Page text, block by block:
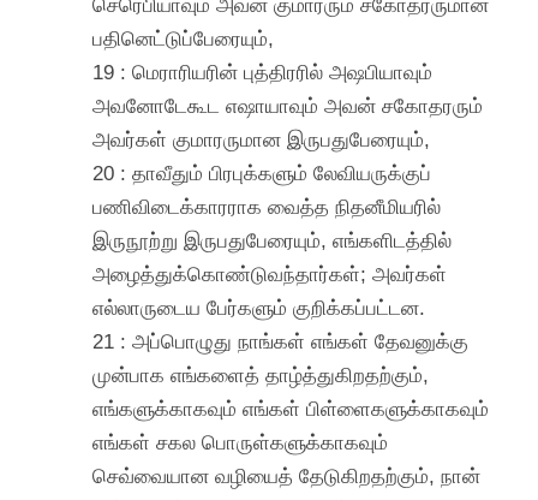
பதினெட்டுப்பேரையும்,
19 : மெராரியரின் புத்திரரில் அஷபியாவும்
அவனோடேகூட எஷாயாவும் அவன் சகோதரரும்
அவர்கள் குமாரருமான இருபதுபேரையும்,
20 : தாவீதும் பிரபுக்களும் லேவியருக்குப்
பணிவிடைக்காரராக வைத்த நிதனீமியரில்
இருநூற்று இருபதுபேரையும், எங்களிடத்தில்
அழைத்துக்கொண்டுவந்தார்கள்; அவர்கள்
எல்லாருடைய பேர்களும் குறிக்கப்பட்டன.
21 : அப்பொழுது நாங்கள் எங்கள் தேவனுக்கு
முன்பாக எங்களைத் தாழ்த்துகிறதற்கும்,
எங்களுக்காகவும் எங்கள் பிள்ளைகளுக்காகவும்
எங்கள் சகல பொருள்களுக்காகவும்
செவ்வையான வழியைத் தேடுகிறதற்கும், நான்